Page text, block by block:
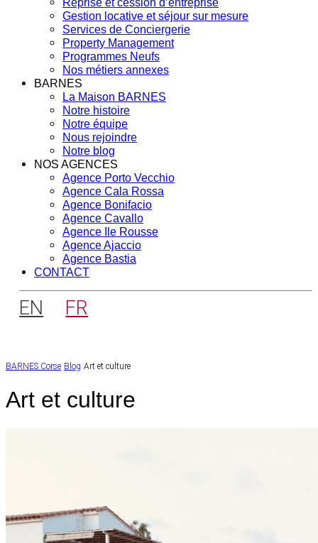
Reprise et cession d’entreprise
Gestion locative et séjour sur mesure
Services de Conciergerie
Property Management
Programmes Neufs
Nos métiers annexes
BARNES
La Maison BARNES
Notre histoire
Notre équipe
Nous rejoindre
Notre blog
NOS AGENCES
Agence Porto Vecchio
Agence Cala Rossa
Agence Bonifacio
Agence Cavallo
Agence Ile Rousse
Agence Ajaccio
Agence Bastia
CONTACT
EN FR
BARNES Corse Blog Art et culture
Art et culture